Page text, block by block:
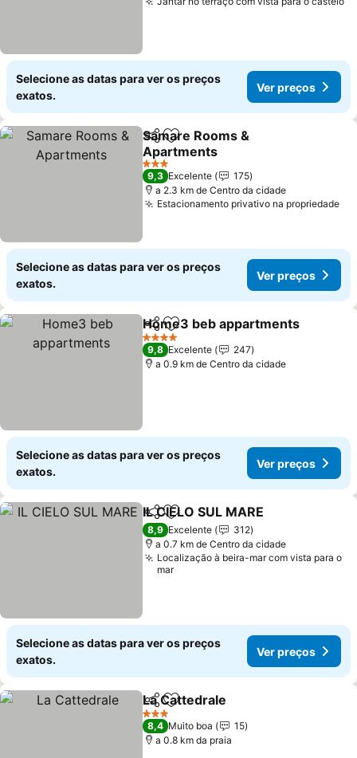
Selecione as datas para ver os preços
exatos.
Ver preços
PartilharAdicionar aos favoritos
Samare Rooms &
Apartments
Ver preços
3 Estrelas
9,3 Excelente
175
a 2.3 km de Centro da cidade
Estacionamento privativo na propriedade
Selecione as datas para ver os preços
exatos.
Ver preços
PartilharAdicionar aos favoritos
Home3 beb appartments
4 Estrelas
9,8 Excelente
247
a 0.9 km de Centro da cidade
Selecione as datas para ver os preços
exatos.
Ver preços
PartilharAdicionar aos favoritos
IL CIELO SUL MARE
8,9 Excelente
312
a 0.7 km de Centro da cidade
Localização à beira-mar com vista para o
mar
Selecione as datas para ver os preços
exatos.
Ver preços
PartilharAdicionar aos favoritos
La Cattedrale
3 Estrelas
8,4 Muito boa
15
a 0.8 km da praia